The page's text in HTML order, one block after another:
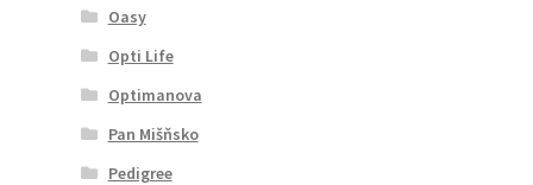
Oasy
Opti Life
Optimanova
Pan Mišňsko
Pedigree